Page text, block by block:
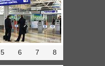
5 6 7 8